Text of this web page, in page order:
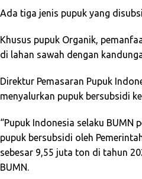
Ada tiga jenis pupuk yang
Khusus pupuk Organik,
di lahan sawah dengan
Direktur Pemasaran Pupuk
menyalurkan pupuk bersubsidi
“Pupuk Indonesia selaku
pupuk bersubsidi oleh
sebesar 9,55 juta ton di tahun
BUMN.